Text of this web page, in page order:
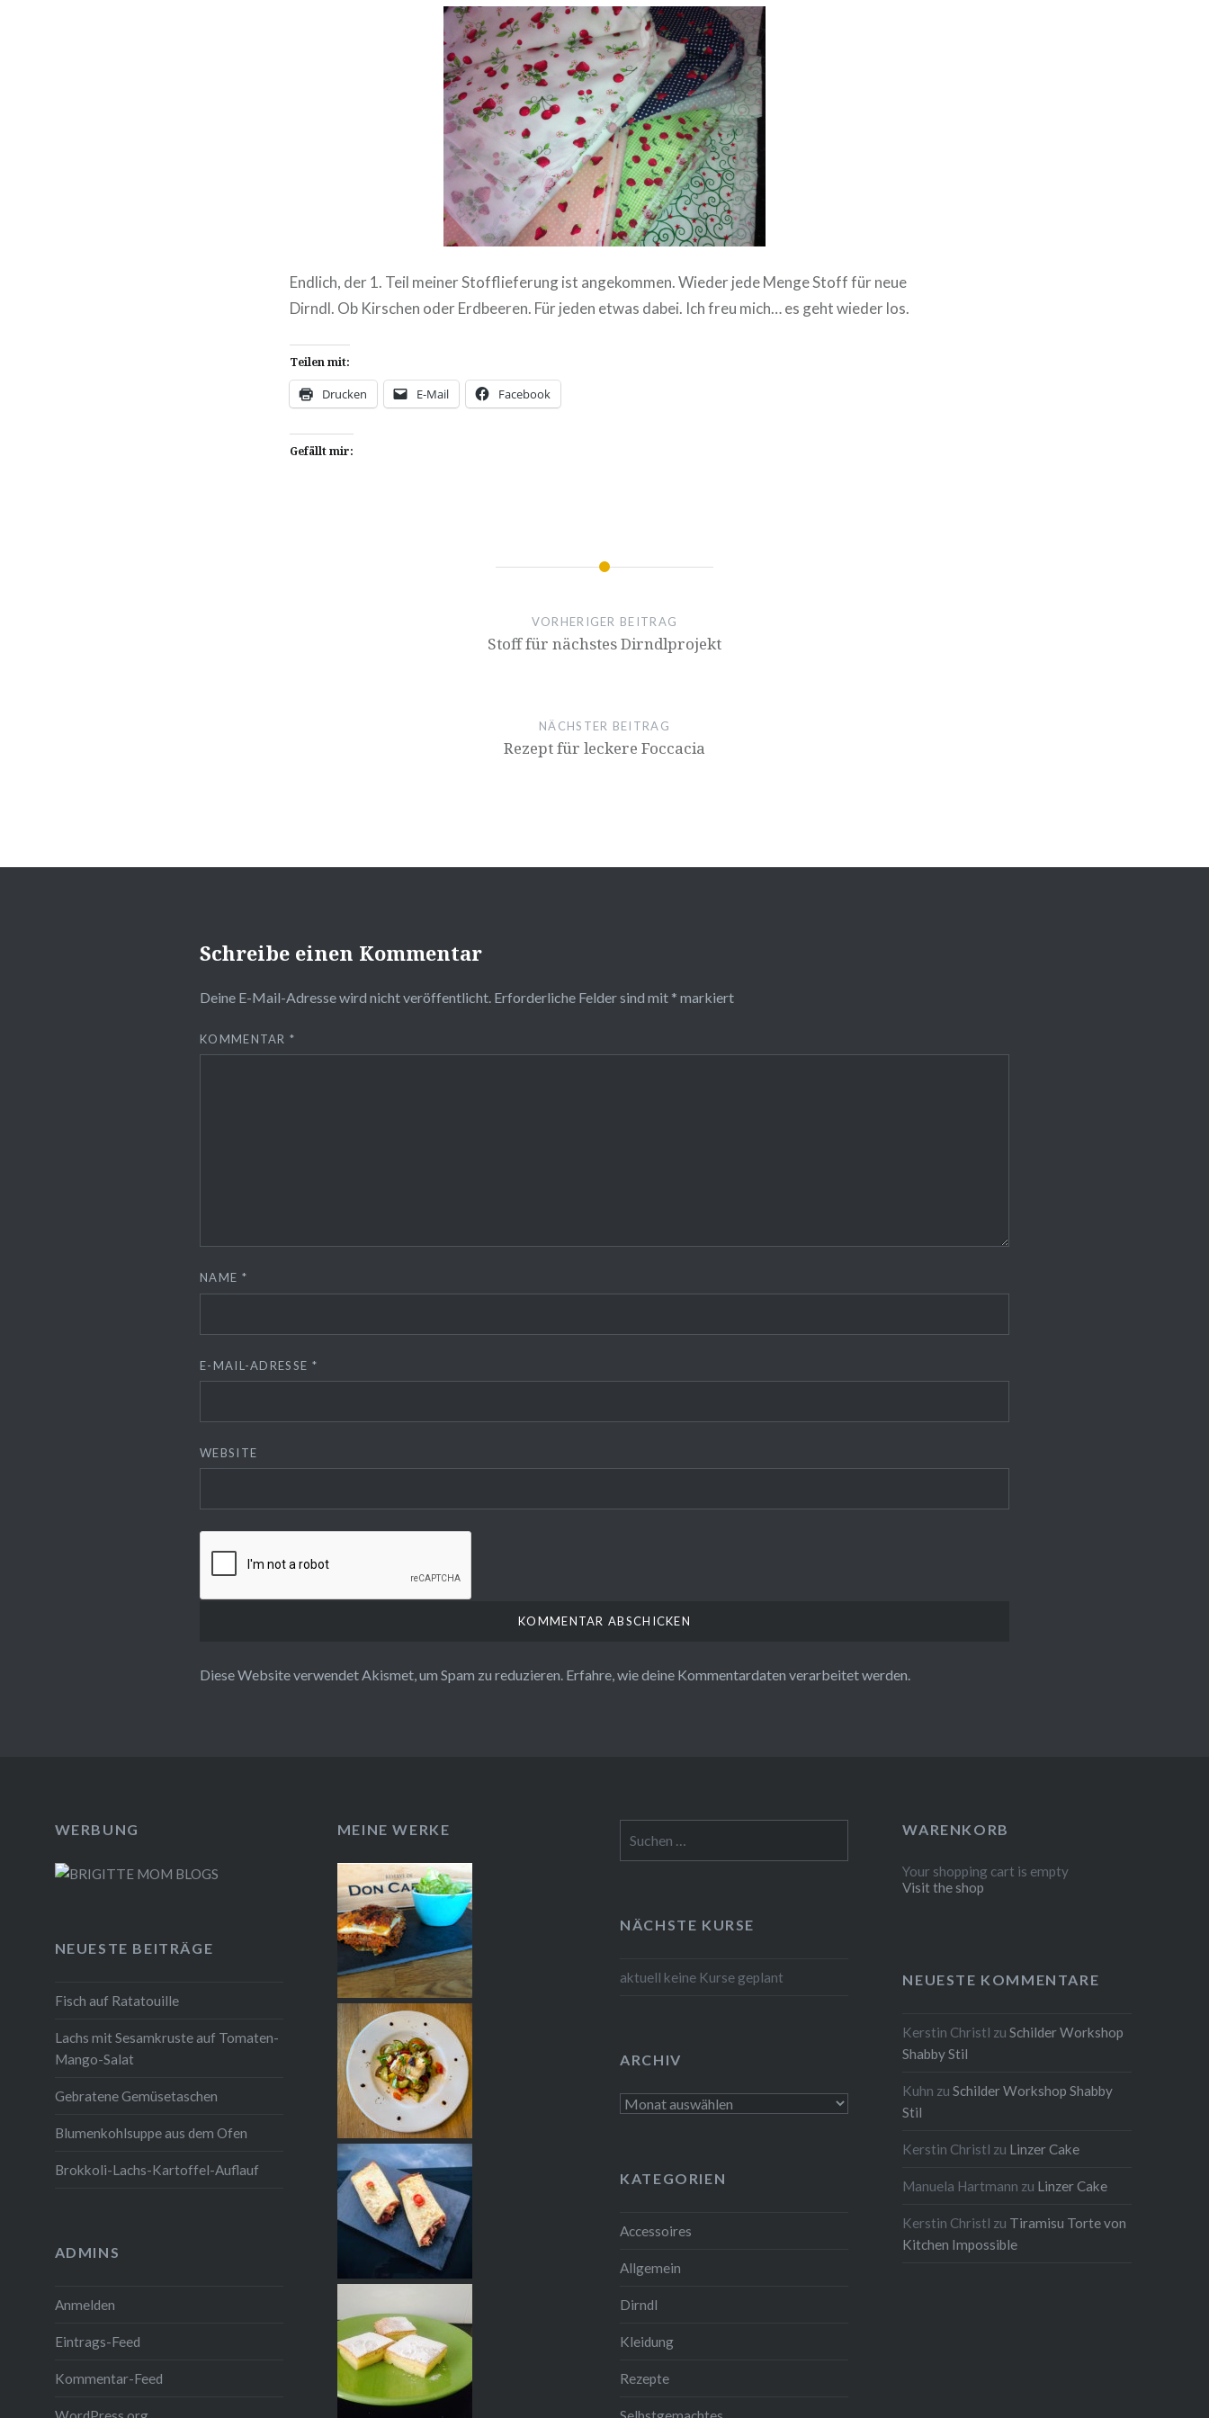
Endlich, der 1. Teil meiner Stofflieferung ist angekommen. Wieder jede Menge Stoff für neue
Dirndl. Ob Kirschen oder Erdbeeren. Für jeden etwas dabei. Ich freu mich… es geht wieder los.
Teilen mit:
Drucken E-Mail Facebook
Gefällt mir:
VORHERIGER BEITRAG
Stoff für nächstes Dirndlprojekt
NÄCHSTER BEITRAG
Rezept für leckere Foccacia
Schreibe einen Kommentar
Deine E-Mail-Adresse wird nicht veröffentlicht. Erforderliche Felder sind mit * markiert
KOMMENTAR*
NAME *
E-MAIL-ADRESSE *
WEBSITE
Diese Website verwendet Akismet, um Spam zu reduzieren. Erfahre, wie deine Kommentardaten verarbeitet werden.
WERBUNG MEINE WERKE
nach:
WARENKORB
Your shopping cart is empty
Visit the shop
NÄCHSTE KURSE
aktuell keine Kurse geplant
NEUESTE BEITRÄGE
Fisch auf Ratatouille
Lachs mit Sesamkruste auf Tomaten-
Mango-Salat
Gebratene Gemüsetaschen
Blumenkohlsuppe aus dem Ofen
Brokkoli-Lachs-Kartoffel-Auflauf
NEUESTE KOMMENTARE
Kerstin Christl zuSchilder Workshop
Shabby Stil
Kuhn zuSchilder Workshop Shabby
Stil
Kerstin Christl zu Linzer Cake
Manuela Hartmann zu Linzer Cake
Kerstin Christl zu Tiramisu Torte von
Kitchen Impossible
ARCHIV
Archiv
KATEGORIEN
Accessoires
Allgemein
Dirndl
Kleidung
Rezepte
ADMINS
Anmelden
Eintrags-Feed
Kommentar-Feed